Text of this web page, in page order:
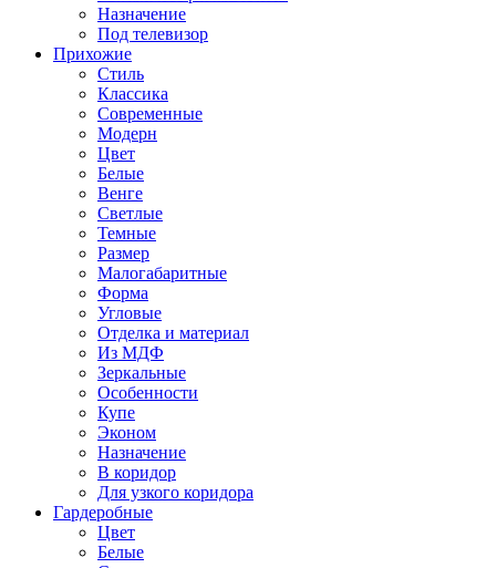
Назначение
Под телевизор
Прихожие
Стиль
Классика
Современные
Модерн
Цвет
Белые
Венге
Светлые
Темные
Размер
Малогабаритные
Форма
Угловые
Отделка и материал
Из МДФ
Зеркальные
Особенности
Купе
Эконом
Назначение
В коридор
Для узкого коридора
Гардеробные
Цвет
Белые